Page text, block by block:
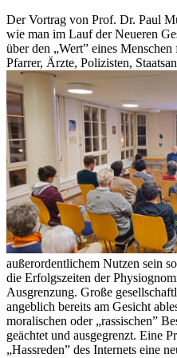
Der Vortrag von Prof. Dr. Paul
wie man im Lauf der Neueren
über den „Wert” eines
Pfarrer, Ärzte, Polizisten,
außerordentlichem Nutzen sein
die Erfolgszeiten der
Ausgrenzung. Große
angeblich bereits am Gesicht
moralischen oder „rassischen”
geächtet und ausgegrenzt. Eine
„Hassreden” des Internets eine